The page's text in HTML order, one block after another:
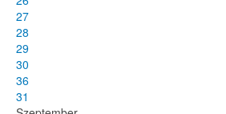
27
28
29
30
36
31